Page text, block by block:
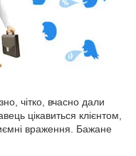
чітко, вчасно дали
цікавиться клієнтом,
враження. Бажане